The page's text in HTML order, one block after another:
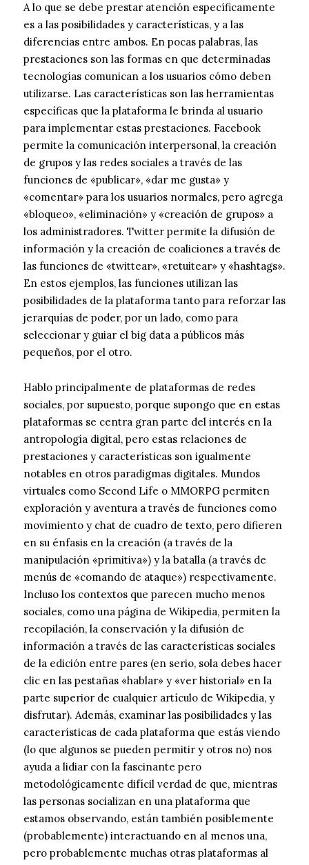
A lo que se debe prestar atención específicamente
es a las posibilidades y características, y a las
diferencias entre ambos. En pocas palabras, las
prestaciones son las formas en que determinadas
tecnologías comunican a los usuarios cómo deben
utilizarse. Las características son las herramientas
específicas que la plataforma le brinda al usuario
para implementar estas prestaciones. Facebook
permite la comunicación interpersonal, la creación
de grupos y las redes sociales a través de las
funciones de «publicar», «dar me gusta» y
«comentar» para los usuarios normales, pero agrega
«bloqueo», «eliminación» y «creación de grupos» a
los administradores. Twitter permite la difusión de
información y la creación de coaliciones a través de
las funciones de «twittear», «retuitear» y «hashtags».
En estos ejemplos, las funciones utilizan las
posibilidades de la plataforma tanto para reforzar las
jerarquías de poder, por un lado, como para
seleccionar y guiar el big data a públicos más
pequeños, por el otro.
Hablo principalmente de plataformas de redes
sociales, por supuesto, porque supongo que en estas
plataformas se centra gran parte del interés en la
antropología digital, pero estas relaciones de
prestaciones y características son igualmente
notables en otros paradigmas digitales. Mundos
virtuales como Second Life o MMORPG permiten
exploración y aventura a través de funciones como
movimiento y chat de cuadro de texto, pero difieren
en su énfasis en la creación (a través de la
manipulación «primitiva») y la batalla (a través de
menús de «comando de ataque») respectivamente.
Incluso los contextos que parecen mucho menos
sociales, como una página de Wikipedia, permiten la
recopilación, la conservación y la difusión de
información a través de las características sociales
de la edición entre pares (en serio, sola debes hacer
clic en las pestañas «hablar» y «ver historial» en la
parte superior de cualquier artículo de Wikipedia, y
disfrutar). Además, examinar las posibilidades y las
características de cada plataforma que estás viendo
(lo que algunos se pueden permitir y otros no) nos
ayuda a lidiar con la fascinante pero
metodológicamente difícil verdad de que, mientras
las personas socializan en una plataforma que
estamos observando, están también posiblemente
(probablemente) interactuando en al menos una,
pero probablemente muchas otras plataformas al